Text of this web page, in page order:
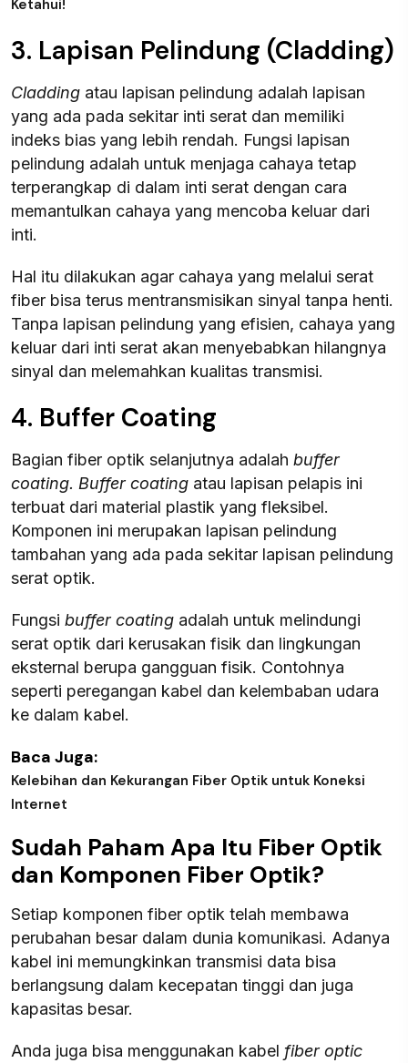
Ketahui!
3. Lapisan Pelindung (Cladding)
Cladding atau lapisan pelindung adalah lapisan
yang ada pada sekitar inti serat dan memiliki
indeks bias yang lebih rendah. Fungsi lapisan
pelindung adalah untuk menjaga cahaya tetap
terperangkap di dalam inti serat dengan cara
memantulkan cahaya yang mencoba keluar dari
inti.
Hal itu dilakukan agar cahaya yang melalui serat
fiber bisa terus mentransmisikan sinyal tanpa henti.
Tanpa lapisan pelindung yang efisien, cahaya yang
keluar dari inti serat akan menyebabkan hilangnya
sinyal dan melemahkan kualitas transmisi.
4. Buffer Coating
Bagian fiber optik selanjutnya adalah buffer
coating. Buffer coating atau lapisan pelapis ini
terbuat dari material plastik yang fleksibel.
Komponen ini merupakan lapisan pelindung
tambahan yang ada pada sekitar lapisan pelindung
serat optik.
Fungsi buffer coating adalah untuk melindungi
serat optik dari kerusakan fisik dan lingkungan
eksternal berupa gangguan fisik. Contohnya
seperti peregangan kabel dan kelembaban udara
ke dalam kabel.
Baca Juga:
Kelebihan dan Kekurangan Fiber Optik untuk Koneksi
Internet
Sudah Paham Apa Itu Fiber Optik
dan Komponen Fiber Optik?
Setiap komponen fiber optik telah membawa
perubahan besar dalam dunia komunikasi. Adanya
kabel ini memungkinkan transmisi data bisa
berlangsung dalam kecepatan tinggi dan juga
kapasitas besar.
Anda juga bisa menggunakan kabel fiber optic